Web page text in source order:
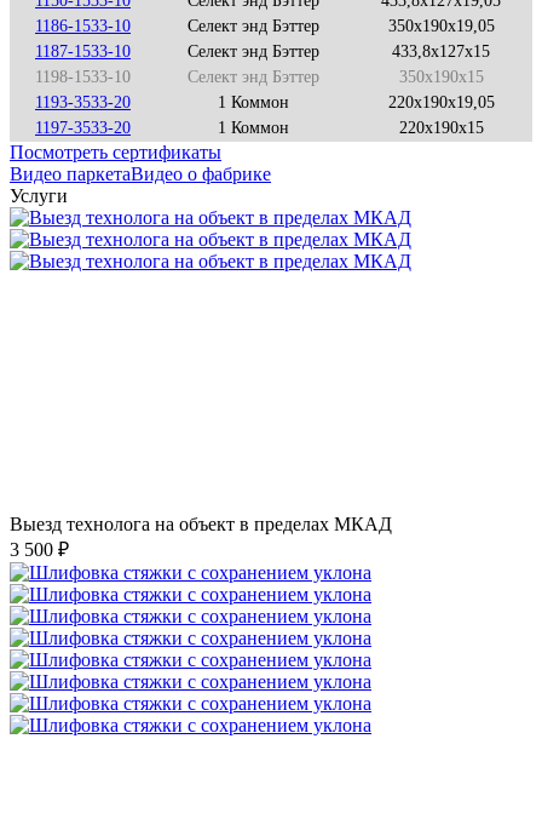
1186-1533-10
Селект энд Бэттер
350x190x19,05
1187-1533-10
Селект энд Бэттер
433,8x127x15
1198-1533-10
Селект энд Бэттер
350x190x15
1193-3533-20
1 Коммон
220x190x19,05
1197-3533-20
1 Коммон 220x190x15
Посмотреть сертификаты
Видео паркетаВидео о фабрике
Услуги
Выезд технолога на объект в пределах МКАД
3 500 ₽